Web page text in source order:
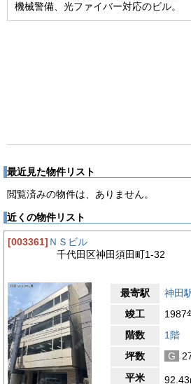
機械警備、光ファイバー対応のビル。
最近見た物件リスト
閲覧済みの物件は、ありません。
近くの物件リスト
[003361] ＮＳビル
千代田区神田須田町1-32
最寄駅 神田
竣工
1987
階数
1階
坪数
G
平米